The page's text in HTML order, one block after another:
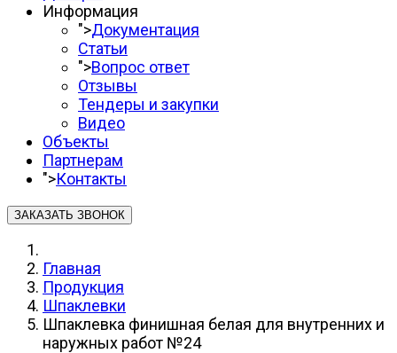
Информация
">Документация
Статьи
">Вопрос ответ
Отзывы
Тендеры и закупки
Видео
Объекты
Партнерам
">Контакты
ЗАКАЗАТЬ ЗВОНОК
Главная
Продукция
Шпаклевки
Шпаклевка финишная белая для внутренних и
наружных работ №24